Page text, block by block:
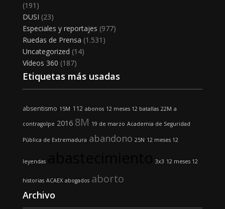
(191)
DUSI (23)
Especiales y reportajes (977)
Ruedas de Prensa (1.531)
Uncategorized (14)
Vídeos 360 (187)
Etiquetas más usadas
absentismo 15M 112 abonos 12 meses 12 batallas 22M a
contragolpe 2016 8M 19 de marzo Academia de Seguridad
Pública de Extremadura abandono 25N 12 meses 12
leyendas 3x3 12 meses 12
historias ACAEX abogados aborto
Archivo